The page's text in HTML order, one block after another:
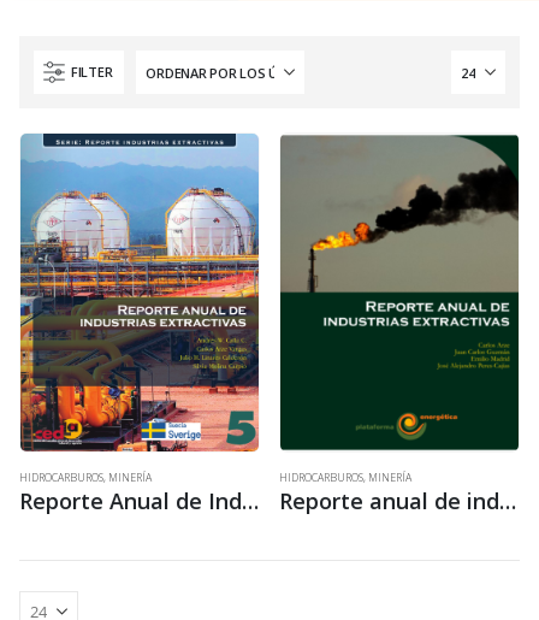
FILTER
HIDROCARBUROS, MINERÍA
Reporte Anual de Industrias Extractivas • 2018
HIDROCARBUROS, MINERÍA
Reporte anual de industrias extractivas 1 • 2014